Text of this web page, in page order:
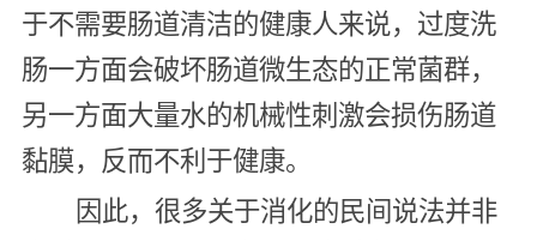
于不需要肠道清洁的健康人来说，过度洗
肠一方面会破坏肠道微生态的正常菌群，
另一方面大量水的机械性刺激会损伤肠道
黏膜，反而不利于健康。
因此，很多关于消化的民间说法并非